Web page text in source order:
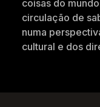
coisas do
circulação de
numa
cultural e dos